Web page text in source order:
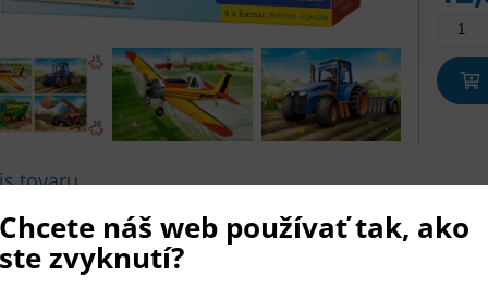
tovaru
4v1 - s obrázkami poľnohospodárskych strojov obsahuje 4 puzzle
obrázok má iný počet dielikov - 8, 12, 15 a 20 dielikov. Rozmer
krabice je 33 x 23 x 5 cm.
Chcete náš web používať tak, ako
ste zvyknutí?